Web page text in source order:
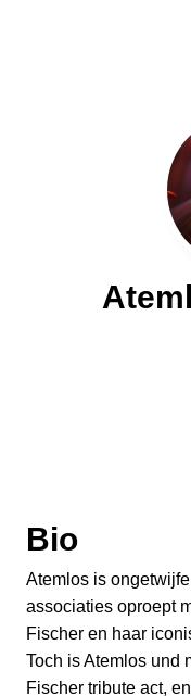
Bio
Atemlos is
associaties oproept
Fischer en haar
Toch is Atemlos und
Fischer tribute act,